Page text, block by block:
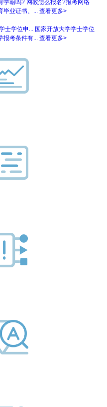
学籍吗? 网教怎么报名?报考网络
毕业证书、... 查看更多>
士学位申... 国家开放大学学士学位
报考条件有... 查看更多>